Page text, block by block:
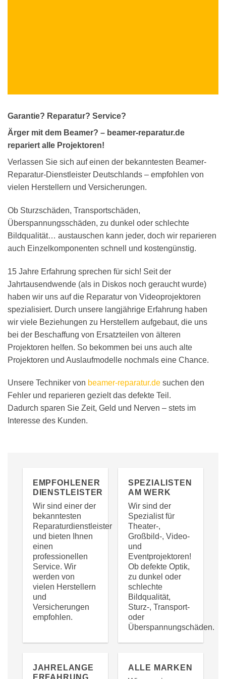
Garantie? Reparatur? Service?
Ärger mit dem Beamer? – beamer-reparatur.de
repariert alle Projektoren!
Verlassen Sie sich auf einen der bekanntesten Beamer-
Reparatur-Dienstleister Deutschlands – empfohlen von
vielen Herstellern und Versicherungen.
Ob Sturzschäden, Transportschäden,
Überspannungsschäden, zu dunkel oder schlechte
Bildqualität… austauschen kann jeder, doch wir reparieren
auch Einzelkomponenten schnell und kostengünstig.
15 Jahre Erfahrung sprechen für sich! Seit der
Jahrtausendwende (als in Diskos noch geraucht wurde)
haben wir uns auf die Reparatur von Videoprojektoren
spezialisiert. Durch unsere langjährige Erfahrung haben
wir viele Beziehungen zu Herstellern aufgebaut, die uns
bei der Beschaffung von Ersatzteilen von älteren
Projektoren helfen. So bekommen bei uns auch alte
Projektoren und Auslaufmodelle nochmals eine Chance.
Unsere Techniker von beamer-reparatur.de suchen den
Fehler und reparieren gezielt das defekte Teil.
Dadurch sparen Sie Zeit, Geld und Nerven – stets im
Interesse des Kunden.
EMPFOHLENER
DIENSTLEISTER
Wir sind einer der
bekanntesten
Reparaturdienstleister
und bieten Ihnen
einen
professionellen
Service. Wir
werden von
vielen Herstellern
und
Versicherungen
empfohlen.
SPEZIALISTEN
AM WERK
Wir sind der
Spezialist für
Theater-,
Großbild-, Video-
und
Eventprojektoren!
Ob defekte Optik,
zu dunkel oder
schlechte
Bildqualität,
Sturz-, Transport-
oder
Überspannungschäden.
JAHRELANGE
ERFAHRUNG
ALLE MARKEN